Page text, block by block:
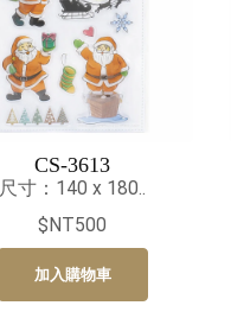
CS-3613
尺寸：140 x 180..
$NT500
加入購物車